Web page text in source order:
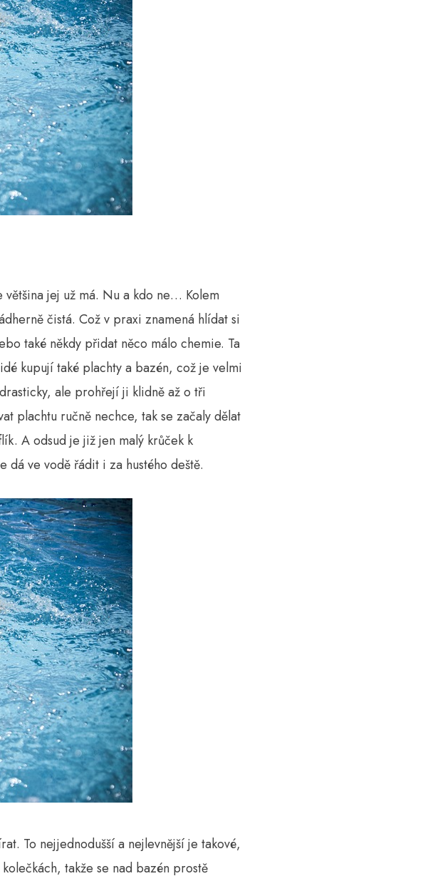
většina jej už má. Nu a kdo ne… Kolem
čistá. Což v praxi znamená hlídat si
také někdy přidat něco málo chemie. Ta
kupují také plachty a bazén, což je velmi
ale prohřejí ji klidně až o tři
plachtu ručně nechce, tak se začaly dělat
A odsud je již jen malý krůček k
dá ve vodě řádit i za hustého deště.
To nejjednodušší a nejlevnější je takové,
takže se nad bazén prostě